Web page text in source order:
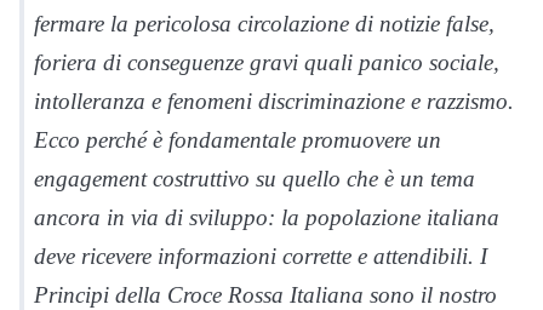
fermare la pericolosa circolazione di notizie false,
foriera di conseguenze gravi quali panico sociale,
intolleranza e fenomeni discriminazione e razzismo.
Ecco perché è fondamentale promuovere un
engagement costruttivo su quello che è un tema
ancora in via di sviluppo: la popolazione italiana
deve ricevere informazioni corrette e attendibili. I
Principi della Croce Rossa Italiana sono il nostro